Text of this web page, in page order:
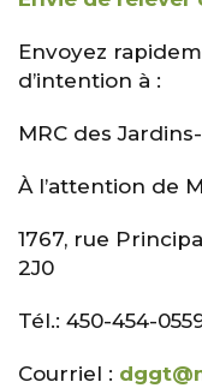
Envoyez
d’intention à :
MRC des
À l’attention de
1767, rue
2J0
Tél.: 450-454-
Courriel :